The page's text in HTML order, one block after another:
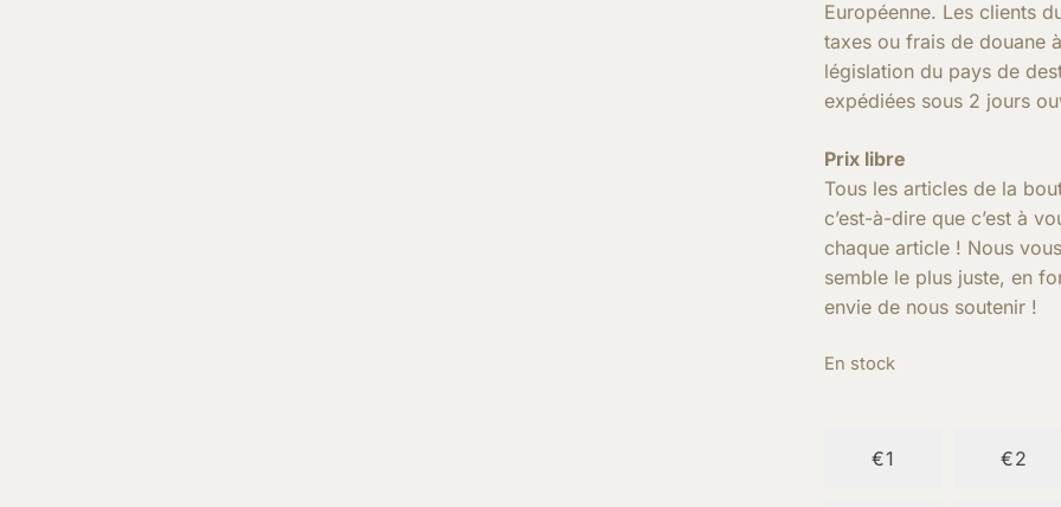
Européenne. Les clients
taxes ou frais de douane
législation du pays de
expédiées sous 2 jours
Prix libre
Tous les articles de la
c’est-à-dire que c’est à
chaque article ! Nous
semble le plus juste, en
envie de nous soutenir !
En stock
€1 €2